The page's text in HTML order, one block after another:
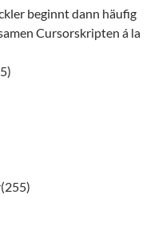
beginnt dann häufig
Cursorskripten á la